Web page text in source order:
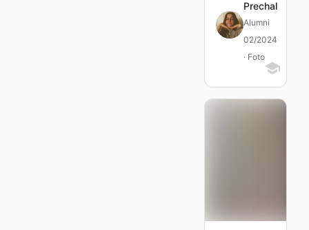
Prechal
Alumni
02/2024
· Foto